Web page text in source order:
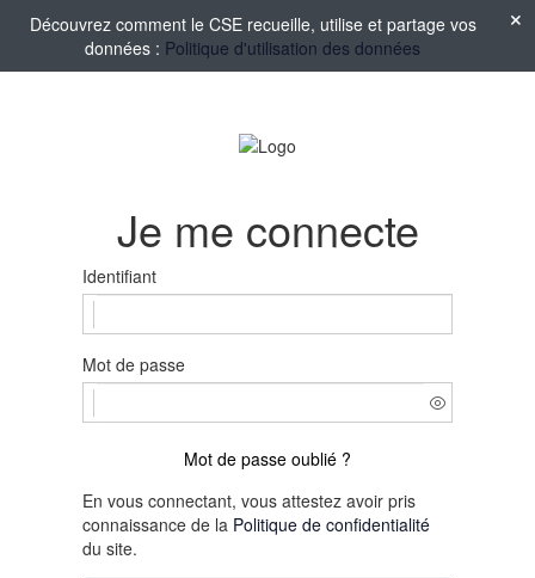
Découvrez comment le CSE recueille, utilise et partage vos
données : Politique d'utilisation des données
Je me connecte
Identifiant
Mot de passe
Mot de passe oublié ?
En vous connectant, vous attestez avoir pris
connaissance de la Politique de confidentialité
du site.